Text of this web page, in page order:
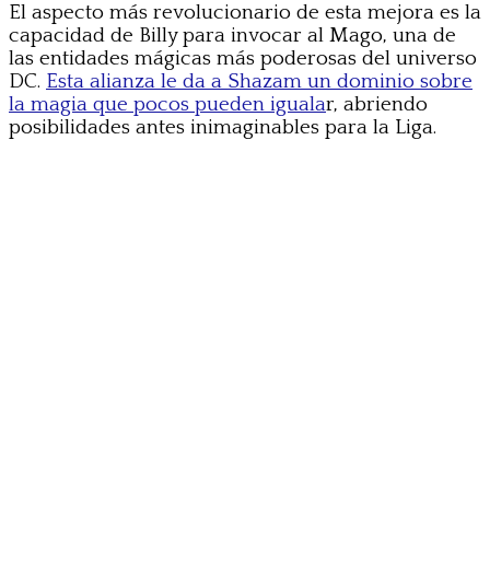
El aspecto más revolucionario de esta mejora es la
capacidad de Billy para invocar al Mago, una de
las entidades mágicas más poderosas del universo
DC. Esta alianza le da a Shazam un dominio sobre
la magia que pocos pueden igualar, abriendo
posibilidades antes inimaginables para la Liga.